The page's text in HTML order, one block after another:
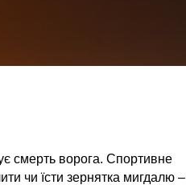
смерть ворога. Спортивне
чи їсти зернятка мигдалю –